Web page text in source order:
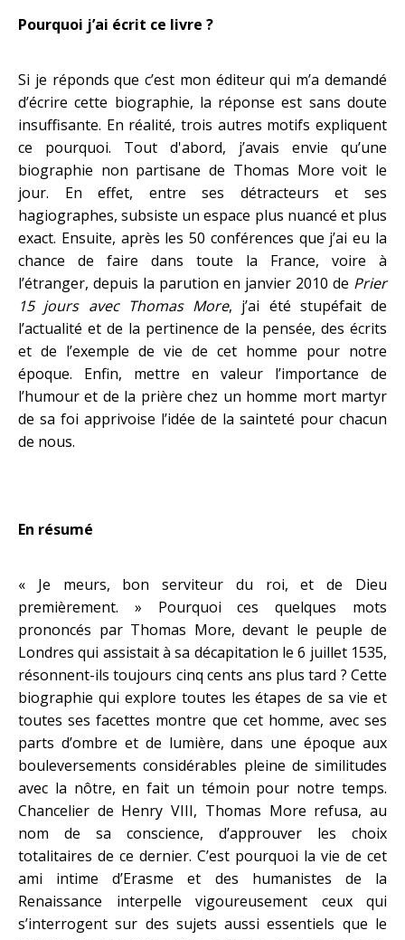
Pourquoi j’ai écrit ce livre ?
Si je réponds que c’est mon éditeur qui m’a demandé
d’écrire cette biographie, la réponse est sans doute
insuffisante. En réalité, trois autres motifs expliquent
ce pourquoi. Tout d'abord, j’avais envie qu’une
biographie non partisane de Thomas More voit le
jour. En effet, entre ses détracteurs et ses
hagiographes, subsiste un espace plus nuancé et plus
exact. Ensuite, après les 50 conférences que j’ai eu la
chance de faire dans toute la France, voire à
l’étranger, depuis la parution en janvier 2010 de Prier
15 jours avec Thomas More, j’ai été stupéfait de
l’actualité et de la pertinence de la pensée, des écrits
et de l’exemple de vie de cet homme pour notre
époque. Enfin, mettre en valeur l’importance de
l’humour et de la prière chez un homme mort martyr
de sa foi apprivoise l’idée de la sainteté pour chacun
de nous.
En résumé
« Je meurs, bon serviteur du roi, et de Dieu
premièrement. » Pourquoi ces quelques mots
prononcés par Thomas More, devant le peuple de
Londres qui assistait à sa décapitation le 6 juillet 1535,
résonnent-ils toujours cinq cents ans plus tard ? Cette
biographie qui explore toutes les étapes de sa vie et
toutes ses facettes montre que cet homme, avec ses
parts d’ombre et de lumière, dans une époque aux
bouleversements considérables pleine de similitudes
avec la nôtre, en fait un témoin pour notre temps.
Chancelier de Henry VIII, Thomas More refusa, au
nom de sa conscience, d’approuver les choix
totalitaires de ce dernier. C’est pourquoi la vie de cet
ami intime d’Erasme et des humanistes de la
Renaissance interpelle vigoureusement ceux qui
s’interrogent sur des sujets aussi essentiels que le